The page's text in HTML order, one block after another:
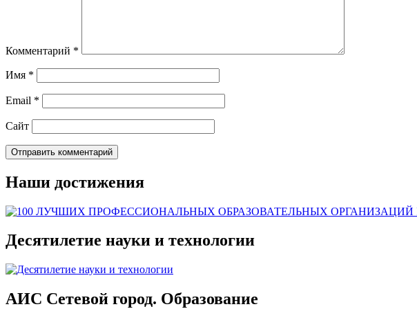
Комментарий *
Имя *
Email *
Сайт
Наши достижения
Десятилетие науки и технологии
АИС Сетевой город. Образование